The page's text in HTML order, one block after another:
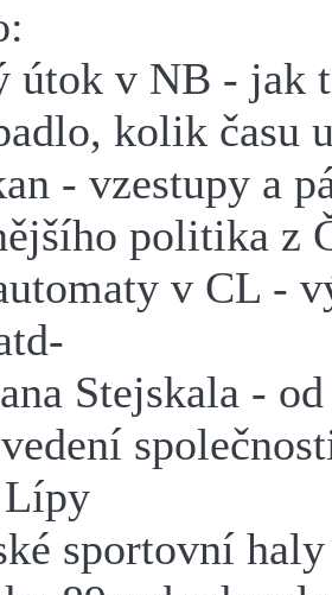
útok v NB - jak
kolik času
- vzestupy a
politika z
v CL -
Stejskala -
Lípy
sportovní